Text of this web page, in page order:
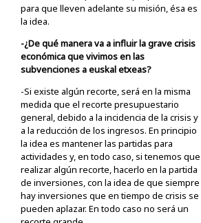
para que lleven adelante su misión, ésa es
la idea.
-¿De qué manera va a influir la grave crisis
económica que vivimos en las
subvenciones a euskal etxeas?
-Si existe algún recorte, será en la misma
medida que el recorte presupuestario
general, debido a la incidencia de la crisis y
a la reducción de los ingresos. En principio
la idea es mantener las partidas para
actividades y, en todo caso, si tenemos que
realizar algún recorte, hacerlo en la partida
de inversiones, con la idea de que siempre
hay inversiones que en tiempo de crisis se
pueden aplazar. En todo caso no será un